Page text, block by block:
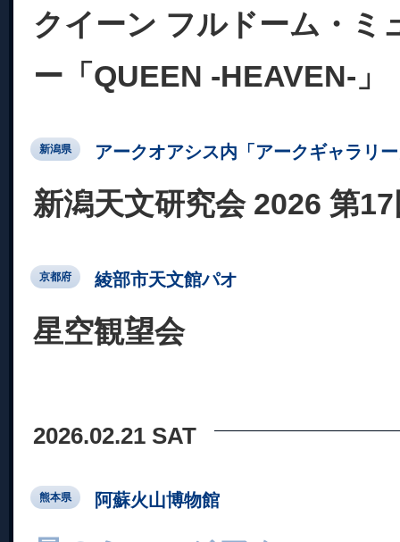
クイーン フルドーム・ミ
ー「QUEEN -HEAVEN-」
新潟県 アークオアシス内「アークギャラリ
新潟天文研究会 2026 第
京都府 綾部市天文館パオ
星空観望会
2026.02.21 SAT
熊本県 阿蘇火山博物館